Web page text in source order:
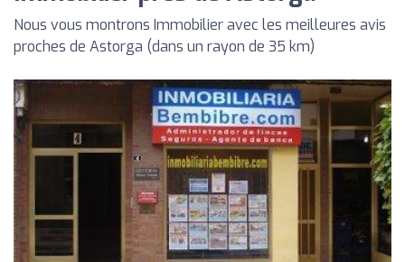
Nous vous montrons Immobilier avec les meilleures avis
proches de Astorga (dans un rayon de 35 km)